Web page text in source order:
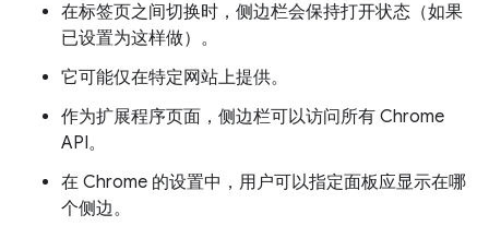
在标签页之间切换时，侧边栏会保持打开状态（如果
已设置为这样做）。
它可能仅在特定网站上提供。
作为扩展程序页面，侧边栏可以访问所有 Chrome
API。
在 Chrome 的设置中，用户可以指定面板应显示在哪
个侧边。